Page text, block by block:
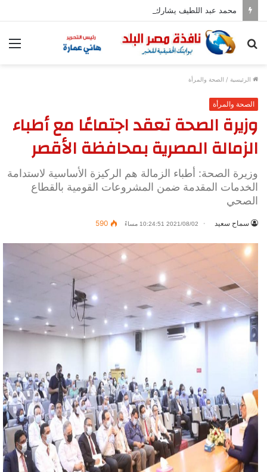
بحث
الرئيسية / الصحة والمرأة
الصحة والمرأة
وزيرة الصحة تعقد اجتماعًا مع أطباء
الزمالة المصرية بمحافظة الأقصر
وزيرة الصحة: أطباء الزمالة هم الركيزة الأساسية لاستدامة
الخدمات المقدمة ضمن المشروعات القومية بالقطاع
الصحي
سماح سعيد 2021/08/02 10:24:51 مساءً 590